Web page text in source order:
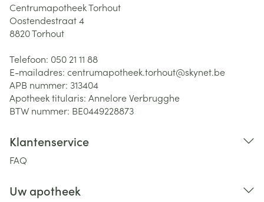
Centrumapotheek Torhout
Oostendestraat 4
8820Torhout
Telefoon: 050 21 11 88
E-mailadres: centrumapotheek.torhout@skynet.be
APB nummer: 313404
Apotheek titularis: Annelore Verbrugghe
BTW nummer: BE0449228873
Klantenservice
FAQ
Uw apotheek